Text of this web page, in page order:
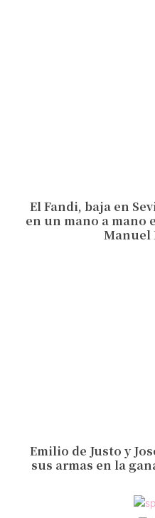
El Fandi, baja en
en un mano a mano
Manuel
Emilio de Justo y
sus armas en la